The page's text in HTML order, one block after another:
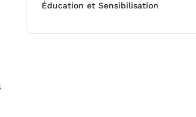
Éducation et Sensibilisation